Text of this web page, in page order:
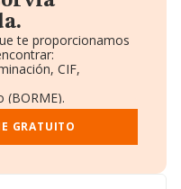
te proporcionamos
CIF,
y Empleados.
Administradores.
GRATUITO